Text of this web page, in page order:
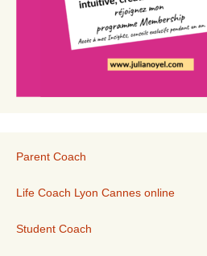
Parent Coach
Life Coach Lyon Cannes online
Student Coach